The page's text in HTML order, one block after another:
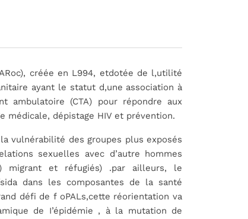
créée en L994, etdotée de l,utilité
ayant le statut d,une association à
ambulatoire (CTA) pour répondre aux
médicale, dépistage HIV et prévention.
lavulnérabilité des groupes plus exposés
sexuelles avec d’autre hommes
migrant et réfugiés) .par ailleurs, le
dans les composantes de la santé
défi def oPALs,cette réorientation va
de I’épidémie , à la mutation de